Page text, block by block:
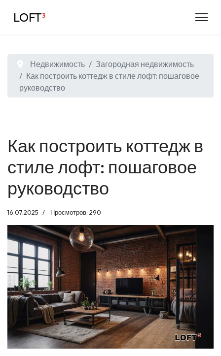
LOFT³
Недвижимость
Загородная недвижимость
Как построить коттедж в стиле лофт: пошаговое
руководство
Как построить коттедж в
стиле лофт: пошаговое
руководство
16.07.2025 Просмотров: 290